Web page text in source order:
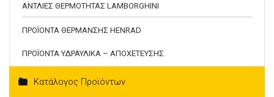
ΑΝΤΛΙΕΣ ΘΕΡΜΟΤΗΤΑΣ LAMBORGHINI
ΠΡΟΪΟΝΤΑ ΘΕΡΜΑΝΣΗΣ HENRAD
ΠΡΟΪΟΝΤΑ ΥΔΡΑΥΛΙΚΑ – ΑΠΟΧΕΤΕΥΣΗΣ
Κατάλογος Προϊόντων